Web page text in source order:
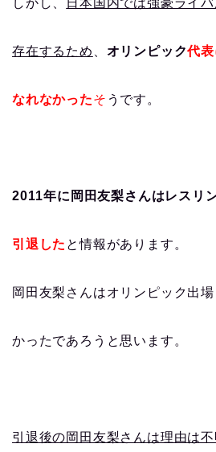
しかし、 日本国内では強豪ライ
存在するため オリンピック代
なれなかったそ うです。
2011年に岡田友梨さんはレスリ
引退した と情報があります。
岡田友梨さんはオリンピック出場
かったであろうと思います。
引退後の岡田友梨さんは理由は不